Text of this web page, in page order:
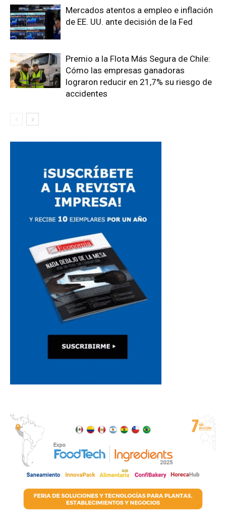
Mercados atentos a empleo e inflación
de EE. UU. ante decisión de la Fed
Premio a la Flota Más Segura de Chile:
Cómo las empresas ganadoras
lograron reducir en 21,7% su riesgo de
accidentes